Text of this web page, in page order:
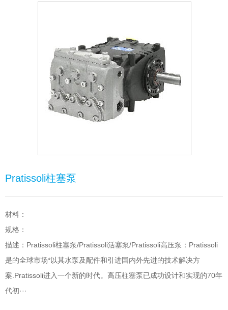
Pratissoli柱塞泵
材料：
规格：
描述：Pratissoli柱塞泵/Pratissoli活塞泵/Pratissoli高压泵：Pratissoli
是的全球市场*以其水泵及配件和引进国内外先进的技术解决方
案.Pratissoli进入一个新的时代。高压柱塞泵已成功设计和实现的70年
代初···